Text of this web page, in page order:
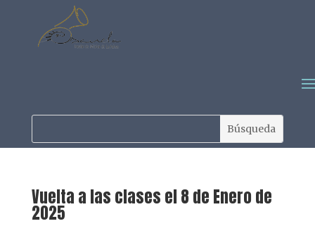
Vuelta a las clases el 8 de Enero de
2025